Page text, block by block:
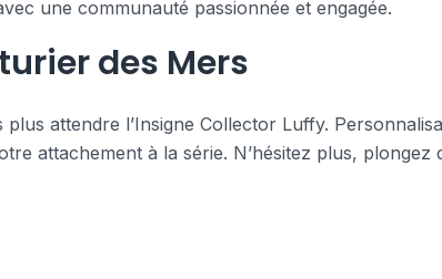
une communauté passionnée et engagée.
des Mers
attendre l’Insigne Collector Luffy.
attachement à la série. N’hésitez plus, plongez